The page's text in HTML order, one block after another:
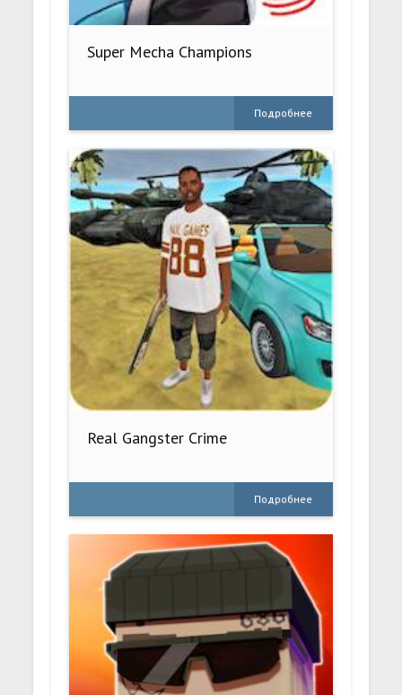
Super Mecha Champions
Подробнее
Real Gangster Crime
Подробнее